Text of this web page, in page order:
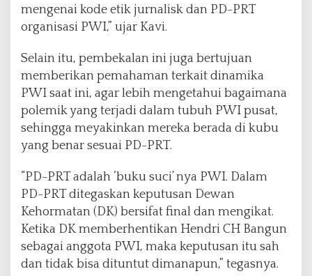
mengenai kode etik jurnalisk dan PD-PRT
organisasi PWI,” ujar Kavi.
Selain itu, pembekalan ini juga bertujuan
memberikan pemahaman terkait dinamika
PWI saat ini, agar lebih mengetahui bagaimana
polemik yang terjadi dalam tubuh PWI pusat,
sehingga meyakinkan mereka berada di kubu
yang benar sesuai PD-PRT.
“PD-PRT adalah ‘buku suci’ nya PWI. Dalam
PD-PRT ditegaskan keputusan Dewan
Kehormatan (DK) bersifat final dan mengikat.
Ketika DK memberhentikan Hendri CH Bangun
sebagai anggota PWI, maka keputusan itu sah
dan tidak bisa dituntut dimanapun,” tegasnya.